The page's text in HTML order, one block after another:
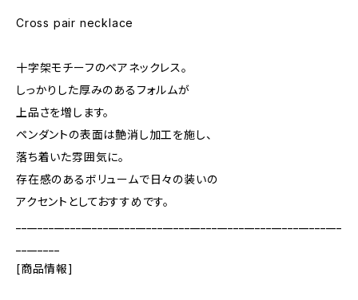
Cross pair necklace
十字架モチーフのペアネックレス。
しっかりした厚みのあるフォルムが
上品さを増します。
ペンダントの表面は艶消し加工を施し、
落ち着いた雰囲気に。
存在感のあるボリュームで日々の装いの
アクセントとしておすすめです。
[商品情報]